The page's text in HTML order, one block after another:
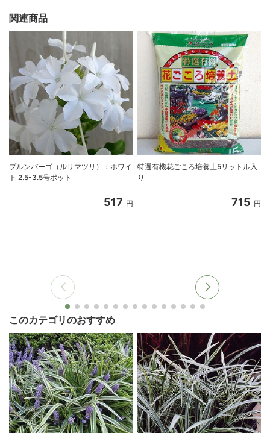
関連商品
プルンバーゴ（ルリマツリ）：ホワイ
ト 2.5-3.5号ポット
517 円
特選有機花ごころ培養土5リットル入
り
715 円
このカテゴリのおすすめ